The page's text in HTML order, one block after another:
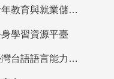
青年教育與就業儲蓄帳戶
學習資源平臺
臺灣台語語言能力認證網站